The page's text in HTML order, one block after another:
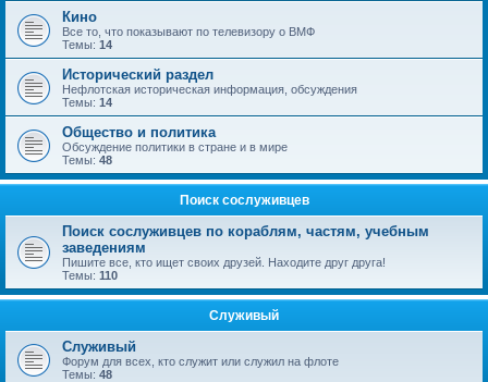
Кино
Все то, что показывают по телевизору о ВМФ
Темы: 14
Исторический раздел
Нефлотская историческая информация, обсуждения
Темы: 14
Общество и политика
Обсуждение политики в стране и в мире
Темы: 48
Поиск сослуживцев
Поиск сослуживцев по кораблям, частям, учебным
заведениям
Пишите все, кто ищет своих друзей. Находите друг друга!
Темы: 110
Служивый
Служивый
Форум для всех, кто служит или служил на флоте
Темы: 48